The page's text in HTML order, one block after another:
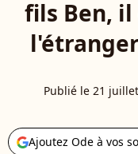
fils Ben,
Publié le 21
Ajoutez Ode à vos